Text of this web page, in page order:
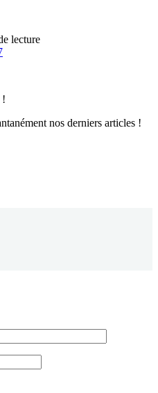
lecture
!
nos derniers articles !